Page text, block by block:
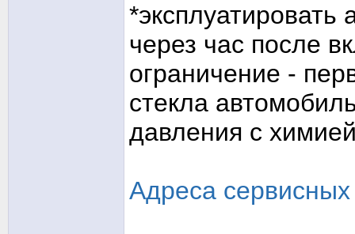
*эксплуатировать
через час после
ограничение -
стекла
давления с
Адреса